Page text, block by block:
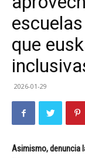
que
2026-01-29
Asimismo, denuncia